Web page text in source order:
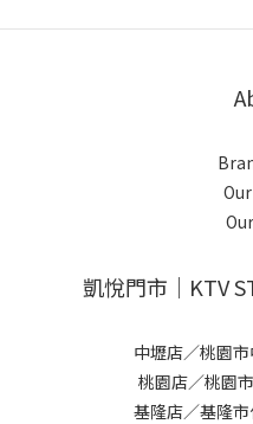
凱悅門市｜KTV
中壢店／桃園
桃園店／桃園
基隆店／基隆